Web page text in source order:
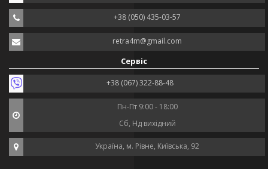
+38 (050) 435-03-57
retra4m@gmail.com
Сервіс
+38 (067) 322-88-48
Пн-Пт 9:00 - 18:00
Сб, Нд вихідний
Україна, м. Рівне, Київська, 92